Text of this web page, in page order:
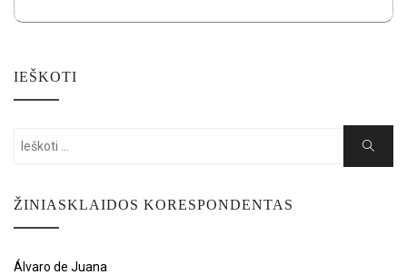
IEŠKOTI
Search
Search
ŽINIASKLAIDOS KORESPONDENTAS
Álvaro de Juana